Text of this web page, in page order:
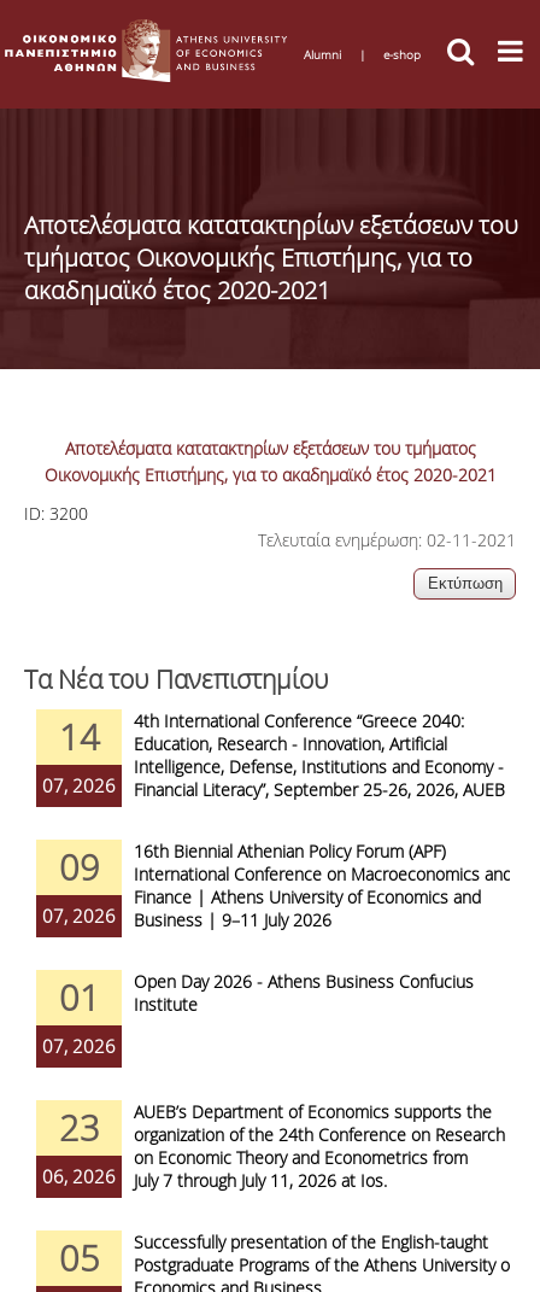
Alumni | e-shop
Αποτελέσματα κατατακτηρίων εξετάσεων του
τμήματος Οικονομικής Επιστήμης, για το
ακαδημαϊκό έτος 2020-2021
Αποτελέσματα κατατακτηρίων εξετάσεων του τμήματος
Οικονομικής Επιστήμης, για το ακαδημαϊκό έτος 2020-2021
ID: 3200
Τελευταία ενημέρωση: 02-11-2021
Τα Νέα του Πανεπιστημίου
14
07, 2026
4th International Conference “Greece 2040:
Education, Research - Innovation, Artificial
Intelligence, Defense, Institutions and Economy -
Financial Literacy”, September 25-26, 2026, AUEB
09
07, 2026
16th Biennial Athenian Policy Forum (APF)
International Conference on Macroeconomics and
Finance | Athens University of Economics and
Business | 9–11 July 2026
01
07, 2026
Open Day 2026 - Athens Business Confucius
Institute
23
06, 2026
AUEB’s Department of Economics supports the
organization of the 24th Conference on Research
on Economic Theory and Econometrics from
July 7 through July 11, 2026 at Ios.
05
Successfully presentation of the English-taught
Postgraduate Programs of the Athens University of